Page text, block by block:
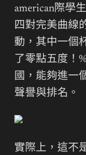
american際學
四對完美曲線
動，其中一個
了零點五度！
國，能夠進一
聲譽與排名。
實際上，這不